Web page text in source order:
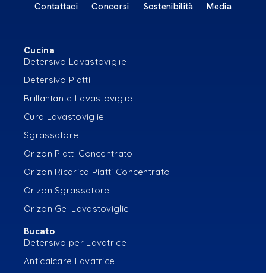
Contattaci Concorsi Sostenibilità Media
Cucina
Detersivo Lavastoviglie
Detersivo Piatti
Brillantante Lavastoviglie
Cura Lavastoviglie
Sgrassatore
Orizon Piatti Concentrato
Orizon Ricarica Piatti Concentrato
Orizon Sgrassatore
Orizon Gel Lavastoviglie
Bucato
Detersivo per Lavatrice
Anticalcare Lavatrice